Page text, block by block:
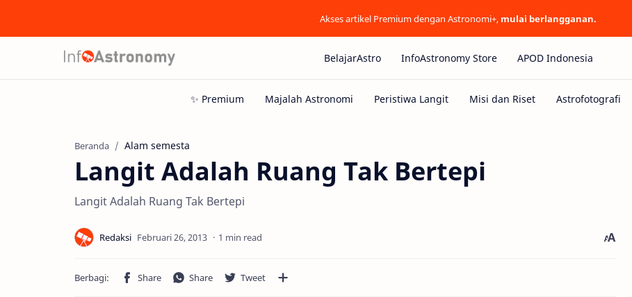
Akses artikel Premium dengan Astronomi+, mulai berlangganan.
BelajarAstro InfoAstronomy Store APOD Indonesia
Beranda Alam semesta
Langit Adalah Ruang Tak Bertepi
Langit Adalah Ruang Tak Bertepi
1 min read